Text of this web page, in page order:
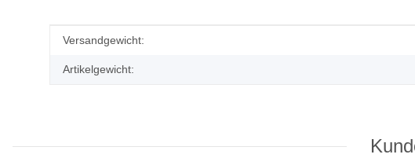
Produkteigenschaft
Wert
Versandgewicht:
Artikelgewicht: